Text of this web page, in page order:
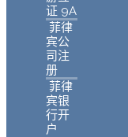
证 9A
菲律
宾公
司注
册
菲律
宾银
行开
户